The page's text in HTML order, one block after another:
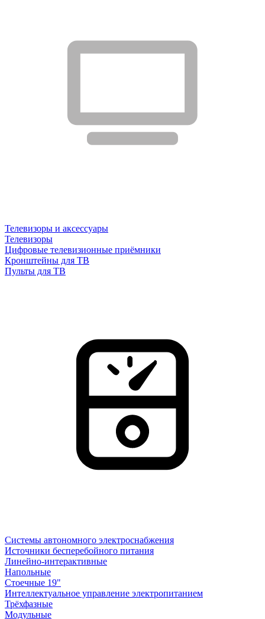
Телевизоры и аксессуары
Телевизоры
Цифровые телевизионные приёмники
Кронштейны для ТВ
Пульты для ТВ
Системы автономного электроснабжения
Источники бесперебойного питания
Линейно-интерактивные
Напольные
Стоечные 19"
Интеллектуальное управление электропитанием
Трёхфазные
Модульные